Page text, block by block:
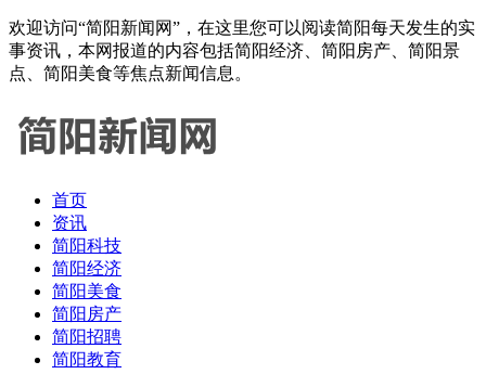
欢迎访问“简阳新闻网”，在这里您可以阅读简阳每天发生的实
事资讯，本网报道的内容包括简阳经济、简阳房产、简阳景
点、简阳美食等焦点新闻信息。
首页
资讯
简阳科技
简阳经济
简阳美食
简阳房产
简阳招聘
简阳教育